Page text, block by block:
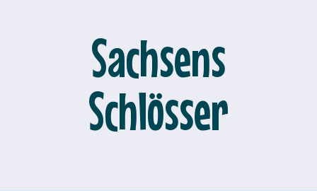
Sachsens
Schlösser